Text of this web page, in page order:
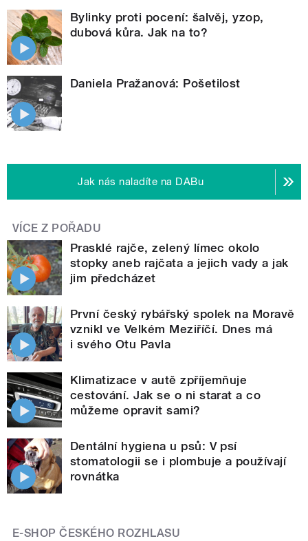
Bylinky proti pocení: šalvěj, yzop,
dubová kůra. Jak na to?
Daniela Pražanová: Pošetilost
Jak nás naladíte na DABu
VÍCE Z POŘADU
Prasklé rajče, zelený límec okolo
stopky aneb rajčata a jejich vady a jak
jim předcházet
První český rybářský spolek na Moravě
vznikl ve Velkém Meziříčí. Dnes má
i svého Otu Pavla
Klimatizace v autě zpříjemňuje
cestování. Jak se o ni starat a co
můžeme opravit sami?
Dentální hygiena u psů: V psí
stomatologii se i plombuje a používají
rovnátka
E-SHOP ČESKÉHO ROZHLASU